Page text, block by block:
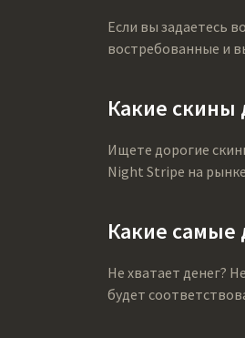
Если вы задаетесь
востребованные и
Какие скины
Ищете дорогие
Night Stripe на
Какие самые
Не хватает денег?
будет